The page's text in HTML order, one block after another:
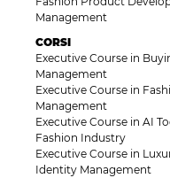
Management
CORSI
Executive Course in
Management
Executive Course in
Management
Executive Course in AI
Fashion Industry
Executive Course in
Identity Management